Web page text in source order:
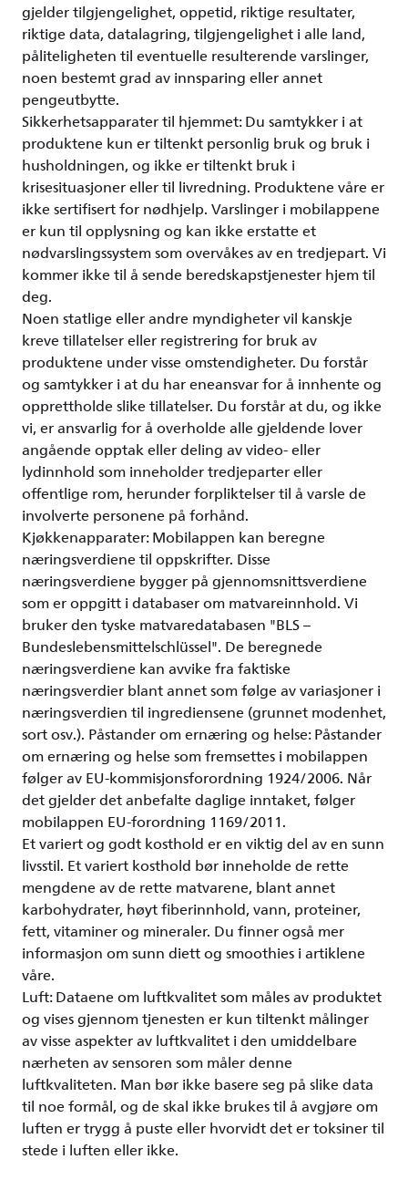
gjelder tilgjengelighet, oppetid, riktige resultater,
riktige data, datalagring, tilgjengelighet i alle land,
påliteligheten til eventuelle resulterende varslinger,
noen bestemt grad av innsparing eller annet
pengeutbytte.
Sikkerhetsapparater til hjemmet: Du samtykker i at
produktene kun er tiltenkt personlig bruk og bruk i
husholdningen, og ikke er tiltenkt bruk i
krisesituasjoner eller til livredning. Produktene våre er
ikke sertifisert for nødhjelp. Varslinger i mobilappene
er kun til opplysning og kan ikke erstatte et
nødvarslingssystem som overvåkes av en tredjepart. Vi
kommer ikke til å sende beredskapstjenester hjem til
deg.
Noen statlige eller andre myndigheter vil kanskje
kreve tillatelser eller registrering for bruk av
produktene under visse omstendigheter. Du forstår
og samtykker i at du har eneansvar for å innhente og
opprettholde slike tillatelser. Du forstår at du, og ikke
vi, er ansvarlig for å overholde alle gjeldende lover
angående opptak eller deling av video- eller
lydinnhold som inneholder tredjeparter eller
offentlige rom, herunder forpliktelser til å varsle de
involverte personene på forhånd.
Kjøkkenapparater: Mobilappen kan beregne
næringsverdiene til oppskrifter. Disse
næringsverdiene bygger på gjennomsnittsverdiene
som er oppgitt i databaser om matvareinnhold. Vi
bruker den tyske matvaredatabasen "BLS –
Bundeslebensmittelschlüssel". De beregnede
næringsverdiene kan avvike fra faktiske
næringsverdier blant annet som følge av variasjoner i
næringsverdien til ingrediensene (grunnet modenhet,
sort osv.). Påstander om ernæring og helse: Påstander
om ernæring og helse som fremsettes i mobilappen
følger av EU-kommisjonsforordning 1924/2006. Når
det gjelder det anbefalte daglige inntaket, følger
mobilappen EU-forordning 1169/2011.
Et variert og godt kosthold er en viktig del av en sunn
livsstil. Et variert kosthold bør inneholde de rette
mengdene av de rette matvarene, blant annet
karbohydrater, høyt fiberinnhold, vann, proteiner,
fett, vitaminer og mineraler. Du finner også mer
informasjon om sunn diett og smoothies i artiklene
våre.
Luft: Dataene om luftkvalitet som måles av produktet
og vises gjennom tjenesten er kun tiltenkt målinger
av visse aspekter av luftkvalitet i den umiddelbare
nærheten av sensoren som måler denne
luftkvaliteten. Man bør ikke basere seg på slike data
til noe formål, og de skal ikke brukes til å avgjøre om
luften er trygg å puste eller hvorvidt det er toksiner til
stede i luften eller ikke.